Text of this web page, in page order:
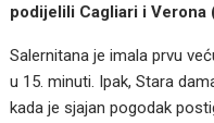
podijelili Cagliari i Verona
Salernitana je imala prvu
u 15. minuti. Ipak, Stara
kada je sjajan pogodak